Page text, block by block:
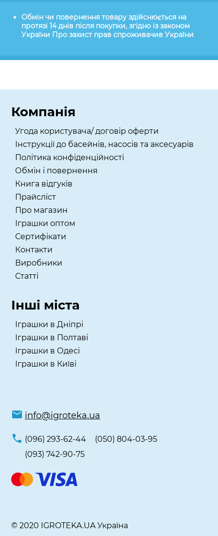
Обмін чи повернення товару здійснюється на
протязі 14 днів після покупки, згідно із законом
України Про захист прав спроживачив України
Компанія
Угода користувача/ договір оферти
Інструкції до басейнів, насосів та аксесуарів
Політика конфіденційності
Обмін і повернення
Книга відгуків
Прайсліст
Про магазин
Іграшки оптом
Сертифікати
Контакти
Виробники
Статті
Інші міста
Іграшки в Дніпрі
Іграшки в Полтаві
Іграшки в Одесі
Іграшки в Київі
info@igroteka.ua
(096) 293-62-44
(050) 804-03-95
(093) 742-90-75
© 2020 IGROTEKA.UA Україна